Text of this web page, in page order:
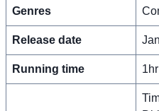
Genres
Release date
Running time